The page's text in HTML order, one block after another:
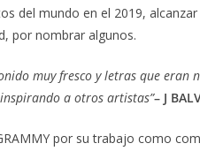
del mundo en el 2019,
por nombrar algunos.
muy fresco y letras que
a otros artistas”– J
por su trabajo como